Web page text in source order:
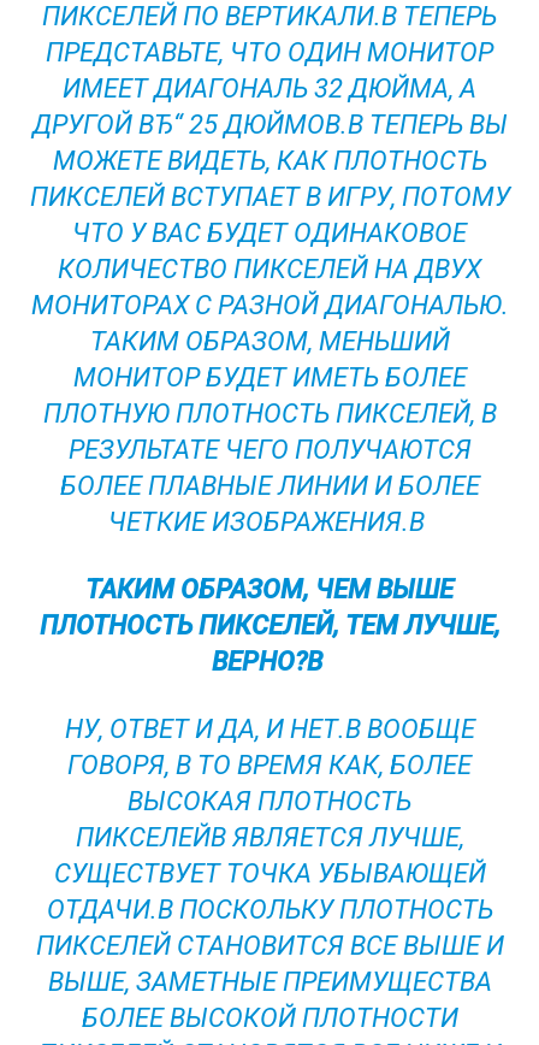
ПИКСЕЛЕЙ ПО ВЕРТИКАЛИ.В ТЕПЕРЬ
ПРЕДСТАВЬТЕ, ЧТО ОДИН МОНИТОР
ИМЕЕТ ДИАГОНАЛЬ 32 ДЮЙМА, А
ДРУГОЙ ВЂ“ 25 ДЮЙМОВ.В ТЕПЕРЬ ВЫ
МОЖЕТЕ ВИДЕТЬ, КАК ПЛОТНОСТЬ
ПИКСЕЛЕЙ ВСТУПАЕТ В ИГРУ, ПОТОМУ
ЧТО У ВАС БУДЕТ ОДИНАКОВОЕ
КОЛИЧЕСТВО ПИКСЕЛЕЙ НА ДВУХ
МОНИТОРАХ С РАЗНОЙ ДИАГОНАЛЬЮ.
ТАКИМ ОБРАЗОМ, МЕНЬШИЙ
МОНИТОР БУДЕТ ИМЕТЬ БОЛЕЕ
ПЛОТНУЮ ПЛОТНОСТЬ ПИКСЕЛЕЙ, В
РЕЗУЛЬТАТЕ ЧЕГО ПОЛУЧАЮТСЯ
БОЛЕЕ ПЛАВНЫЕ ЛИНИИ И БОЛЕЕ
ЧЕТКИЕ ИЗОБРАЖЕНИЯ.В
ТАКИМ ОБРАЗОМ, ЧЕМ ВЫШЕ
ПЛОТНОСТЬ ПИКСЕЛЕЙ, ТЕМ ЛУЧШЕ,
ВЕРНО?В
НУ, ОТВЕТ И ДА, И НЕТ.В ВООБЩЕ
ГОВОРЯ, В ТО ВРЕМЯ КАК, БОЛЕЕ
ВЫСОКАЯ ПЛОТНОСТЬ
ПИКСЕЛЕЙВ ЯВЛЯЕТСЯ ЛУЧШЕ,
СУЩЕСТВУЕТ ТОЧКА УБЫВАЮЩЕЙ
ОТДАЧИ.В ПОСКОЛЬКУ ПЛОТНОСТЬ
ПИКСЕЛЕЙ СТАНОВИТСЯ ВСЕ ВЫШЕ И
ВЫШЕ, ЗАМЕТНЫЕ ПРЕИМУЩЕСТВА
БОЛЕЕ ВЫСОКОЙ ПЛОТНОСТИ